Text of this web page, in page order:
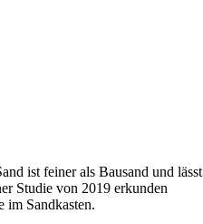
ist feiner als Bausand und lässt
Studie von 2019 erkunden
im Sandkasten.